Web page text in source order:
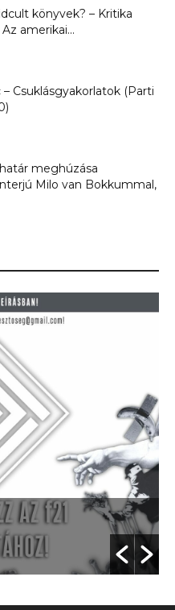
könyvek? – Kritika
amerikai...
Csuklásgyakorlatok (Parti
meghúzása
Milo van Bokkummal,